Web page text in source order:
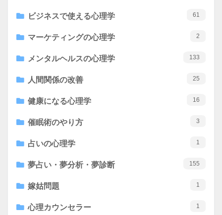
ビジネスで使える心理学 61
マーケティングの心理学 2
メンタルヘルスの心理学 133
人間関係の改善 25
健康になる心理学 16
催眠術のやり方 3
占いの心理学 1
夢占い・夢分析・夢診断 155
嫁姑問題 1
心理カウンセラー 1